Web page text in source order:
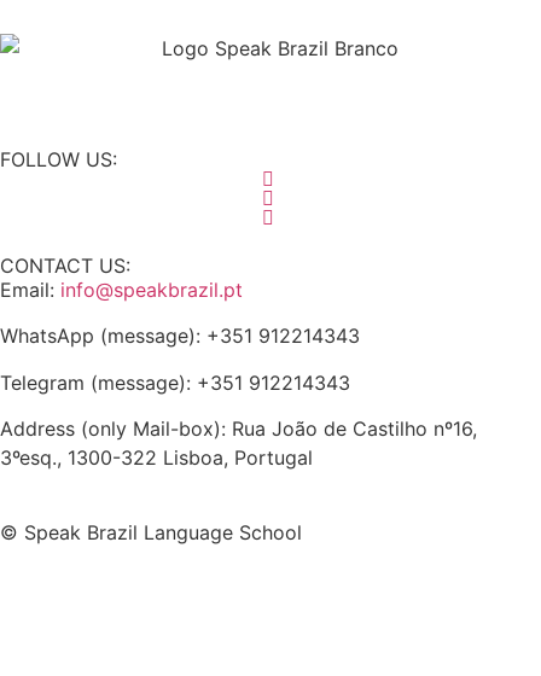
FOLLOW US:
CONTACT US:
Email: info@speakbrazil.pt
WhatsApp (message): +351 912214343
Telegram (message): +351 912214343
Address (only Mail-box): Rua João de Castilho nº16,
3ºesq., 1300-322 Lisboa, Portugal
© Speak Brazil Language School